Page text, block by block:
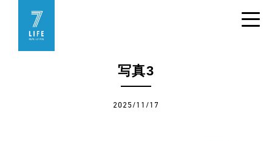
写真3
2025/11/17